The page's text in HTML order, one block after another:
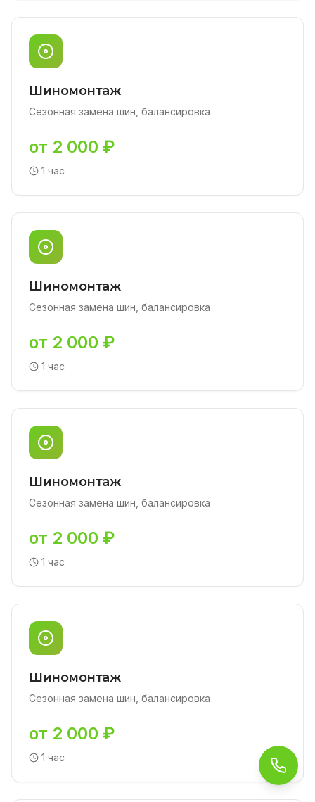
Шиномонтаж
Сезонная замена шин, балансировка
от 2 000 ₽
1 час
Шиномонтаж
Сезонная замена шин, балансировка
от 2 000 ₽
1 час
Шиномонтаж
Сезонная замена шин, балансировка
от 2 000 ₽
1 час
Шиномонтаж
Сезонная замена шин, балансировка
от 2 000 ₽
1 час